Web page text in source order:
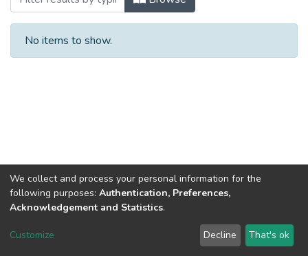
No items to show.
DSpace software copyright © 2002-2026 LYRASIS
Send Feedback
We collect and process your personal information for the
following purposes: Authentication, Preferences,
Acknowledgement and Statistics.
Customize Decline That's ok